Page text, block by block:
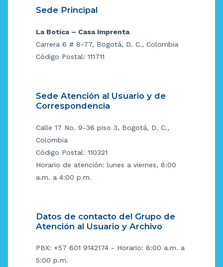
Sede Principal
La Botica – Casa Imprenta
Carrera 6 # 8-77, Bogotá, D. C., Colombia
Código Postal: 111711
Sede Atención al Usuario y de
Correspondencia
Calle 17 No. 9-36 piso 3, Bogotá, D. C.,
Colombia
Código Postal: 110321
Horario de atención: lunes a viernes, 8:00
a.m. a 4:00 p.m.
Datos de contacto del Grupo de
Atención al Usuario y Archivo
PBX: +57 601 9142174 - Horario: 8:00 a.m. a
5:00 p.m.